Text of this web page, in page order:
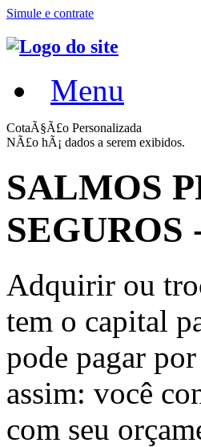
Simule e contrate
Menu
CotaÃ§Ã£o Personalizada
NÃ£o hÃ¡ dados a serem exibidos.
SALMOS
SEGUROS
Adquirir ou
tem o capital
pode pagar
assim: você
com seu